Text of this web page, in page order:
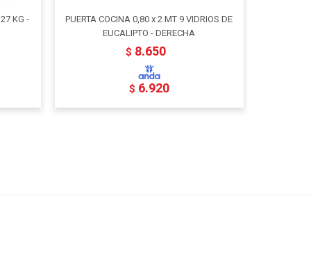
KG -
PUERTA COCINA 0,80 x 2 MT 9 VIDRIOS DE
EUCALIPTO - DERECHA
$ 8.650
$ 6.920